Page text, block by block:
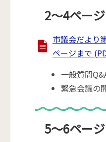
2～4ページ
市議会だより
ページまで
一般質問
緊急会議の
5～6ページ